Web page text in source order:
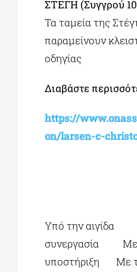
ΣΤΕΓΗ (Συγγρού
Τα ταμεία της
παραμείνουν
οδηγίας
Διαβάστε
https://
on/larsen-c-
Υπό την
συνεργασία Με
υποστήριξη Με